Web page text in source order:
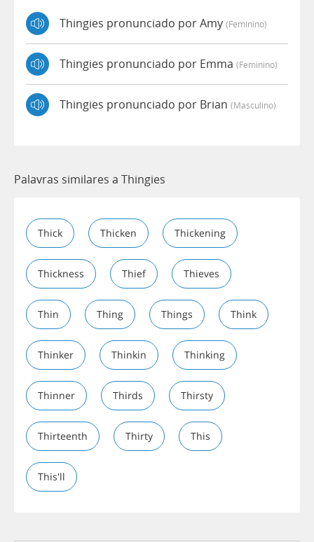
Thingies pronunciado por Amy (feminino)
Thingies pronunciado por Emma (feminino)
Thingies pronunciado por Brian (masculino)
Palavras similares a Thingies
Thick Thicken Thickening
Thickness Thief Thieves
Thin Thing Things Think
Thinker Thinkin Thinking
Thinner Thirds Thirsty
Thirteenth Thirty This
This'll